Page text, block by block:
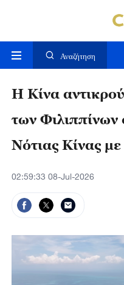
Αναζήτηση
Η Κίνα
των
Νότιας Κίνας με
02:59:33 08-Jul-2026